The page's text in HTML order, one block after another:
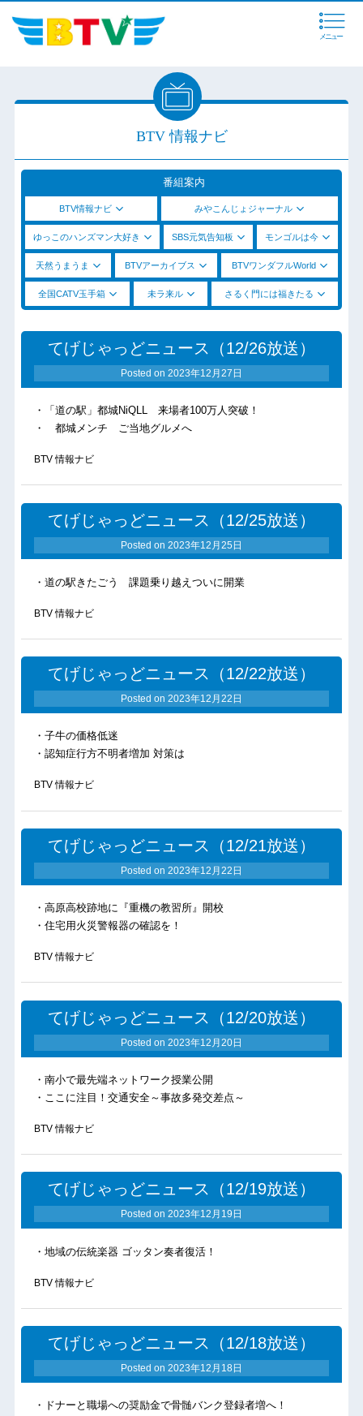
メニュー
BTV 情報ナビ
番組案内
BTV情報ナビ みやこんじょジャーナル
ゆっこのハンズマン大好き SBS元気告知板 モンゴルは今
天然うまうま BTVアーカイブス BTVワンダフルWorld
全国CATV玉手箱 未ラ来ル さるく門には福きたる
てげじゃっどニュース（12/26放送）
Posted on 2023年12月27日
・「道の駅」都城NiQLL 来場者100万人突破！
・ 都城メンチ ご当地グルメへ
BTV 情報ナビ
てげじゃっどニュース（12/25放送）
Posted on 2023年12月25日
・道の駅きたごう 課題乗り越えついに開業
BTV 情報ナビ
てげじゃっどニュース（12/22放送）
Posted on 2023年12月22日
・子牛の価格低迷
・認知症行方不明者増加 対策は
BTV 情報ナビ
てげじゃっどニュース（12/21放送）
Posted on 2023年12月22日
・高原高校跡地に『重機の教習所』開校
・住宅用火災警報器の確認を！
BTV 情報ナビ
てげじゃっどニュース（12/20放送）
Posted on 2023年12月20日
・南小で最先端ネットワーク授業公開
・ここに注目！交通安全～事故多発交差点～
BTV 情報ナビ
てげじゃっどニュース（12/19放送）
Posted on 2023年12月19日
・地域の伝統楽器 ゴッタン奏者復活！
BTV 情報ナビ
てげじゃっどニュース（12/18放送）
Posted on 2023年12月18日
・ドナーと職場への奨励金で骨髄バンク登録者増へ！